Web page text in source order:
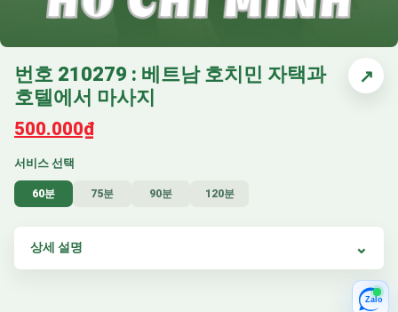
Zalo
↗
번호 210279 : 베트남 호치민 자택과
호텔에서 마사지
500.000₫
서비스 선택
60분 75분 90분 120분
상세 설명